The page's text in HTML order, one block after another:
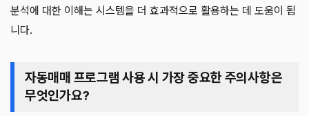
분석에 대한 이해는 시스템을 더 효과적으로 활용하는 데 도움이 됩
니다.
자동매매 프로그램 사용 시 가장 중요한 주의사항은
무엇인가요?